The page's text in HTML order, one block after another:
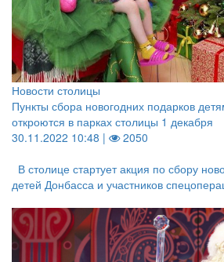
Новости столицы
Пункты сбора новогодних подарков
откроются в парках столицы 1 декабря
30.11.2022 10:48 |
2050
В столице стартует акция по сбору
детей Донбасса и участников